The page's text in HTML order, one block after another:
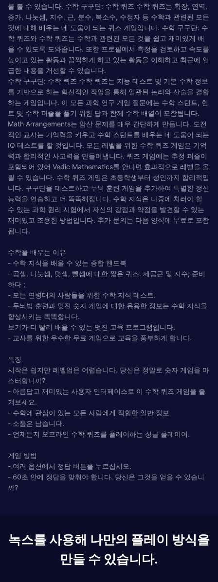
를 볼 수 있습니다. 수학 구구단: 수학 퀴즈 수학 퀴즈는 확장, 연역,
증가, 나눗셈, 지수, 근, 분수, 복소수, 수정자 등 수학과 관련된 모든
것에 대해 배우는 데 도움이 되는 퀴즈 게임입니다. 수학 구구단: 수
학 퀴즈와 수학 ​​퀴즈는 수학과 관련된 모든 것을 쉽고 재미있게 배
울 수 있도록 도와줍니다. 또한 프로필에서 측정을 검토하고 속도를
높이고 있는 활동과 끔찍하게 하고 있는 활동을 이해하고 최근에 언
급한 내용을 개선할 수 있습니다.
수학 구구단: 수학 퀴즈 수학 퀴즈는 지능 테스트 및 기본 수학 정보
를 기반으로 하는 혁신적인 작업을 통해 일관된 논리와 산술을 결합
하는 게임입니다. 이 모든 과학 연구 게임 질문에는 수학 스턴트, 힌
트 및 수학 퍼즐을 풀기 위한 답과 함께 수학 배열이 포함됩니다.
Math Arrangements는 암산 문제를 매우 간단하게 만듭니다. 도전
적인 교사는 기억력을 키우고 수학 스턴트를 배우는 데 도움이 되는
IQ 테스트를 할 것입니다. 모든 레벨을 위한 수학 퀴즈 게임은 기억
력과 합리적인 사고력을 만들어냅니다. 퀴즈 게임에는 추정 퍼즐이
포함되어 있어 Vedic Mathematics를 안다면 효과적으로 레벨을 올
릴 수 있습니다. 수학 퀴즈 게임은 초등학생부터 성인까지 합리적입
니다. 구구단을 테스트하고 두뇌 훈련 게임을 추가하여 특별한 정신
능력을 연습하고 더 똑똑해집니다. 수학 지식은 나중에 치러야 할
수 있는 과학 원리 시험에서 자신의 강점과 약점을 발견할 수 있는
재미있고 조용한 방법입니다. 추가 문의는 다음 양식에 무료로 포함
됩니다.
수학을 배우는 이유
- 수학 지식을 배울 수 있는 종합 핸드북
- 곱셈, 나눗셈, 덧셈, 뺄셈에 대한 짧은 퀴즈. 제곱근 및 지수; 준비
하다 ;
- 모든 연령대의 사람들을 위한 수학 지식 테스트.
- 두뇌법 훈련과 멋진 숫자 게임에 대한 유용한 정보는 수학 지식을
향상시키는 똑똑합니다.
보기가 더 빨리 배울 수 있는 멋진 교육 프로그램입니다.
- 교사를 위한 우수한 무료 게임으로 교육을 풍부하게 합니다.
특징
시작은 쉽지만 레벨업은 어렵습니다. 당신은 정말로 숫자 게임을 마
스터합니까?
- 아름답고 재미있는 사용자 인터페이스로 이 수학 퀴즈 게임을 즐
겨보세요.
- 수학에 관심이 있는 모든 사람에게 적합한 일반 정보
- 소품은 남습니다.
- 언제든지 오프라인 수학 퀴즈를 플레이하는 싱글 플레이어.
게임 방법
- 여러 옵션에서 정답 버튼을 누르십시오.
- 60초 안에 정답을 맞춰야 합니다. 당신은 그것을 얻을 수 있습니
까?
녹스를 사용해 나만의 플레이 방식을
만들 수 있습니다.